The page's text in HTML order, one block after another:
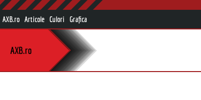
AXB.ro Articole Culori Grafica
AXB.ro